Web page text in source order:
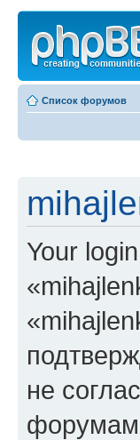
Список форумов
Your
не